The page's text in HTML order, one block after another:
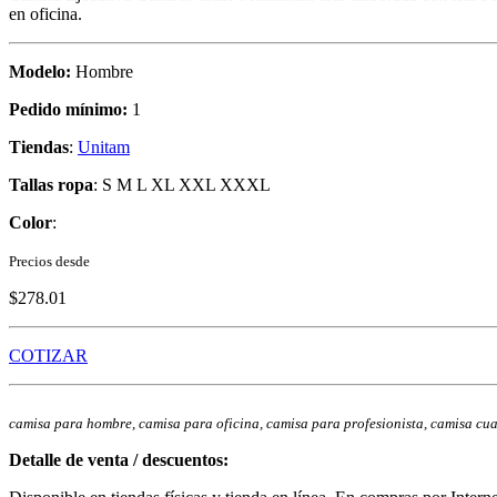
en oficina.
Modelo: Hombre
Pedido mínimo: 1
Tiendas: Unitam
Tallas ropa: S M L XL XXL XXXL
Color:
Precios desde
$278.01
COTIZAR
camisa para hombre, camisa para oficina, camisa para profesionista, camisa
Detalle de venta / descuentos: